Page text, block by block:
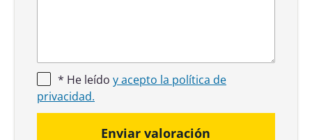
* He leído y acepto la política de
privacidad.